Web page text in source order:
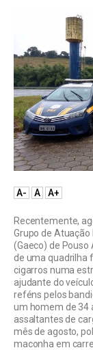
A- A A+
Recentemente,
Grupo de Atuação
(Gaeco) de
de uma quadrilha
cigarros numa
ajudante do
reféns pelos
um homem de 34
assaltantes de
mês de agosto,
maconha em